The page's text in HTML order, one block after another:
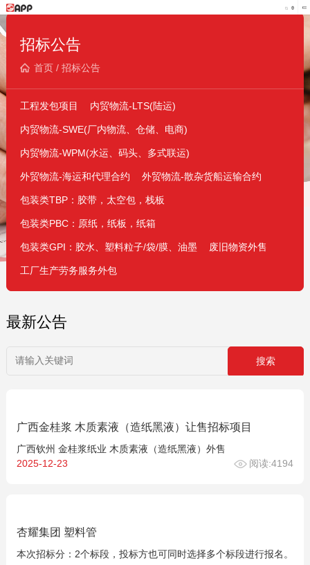
招标公告
首页/ 招标公告
工程发包项目 内贸物流-LTS(陆运)
内贸物流-SWE(厂内物流、仓储、电商)
内贸物流-WPM(水运、码头、多式联运)
外贸物流-海运和代理合约 外贸物流-散杂货船运输合约
包装类TBP：胶带，太空包，栈板
包装类PBC：原纸，纸板，纸箱
包装类GPI：胶水、塑料粒子/袋/膜、油墨 废旧物资外售
工厂生产劳务服务外包
最新公告
广西金桂浆 木质素液（造纸黑液）让售招标项目
广西钦州 金桂浆纸业 木质素液（造纸黑液）外售
2025-12-23
阅读:4194
杏耀集团 塑料管
本次招标分：2个标段，投标方也可同时选择多个标段进行报名。